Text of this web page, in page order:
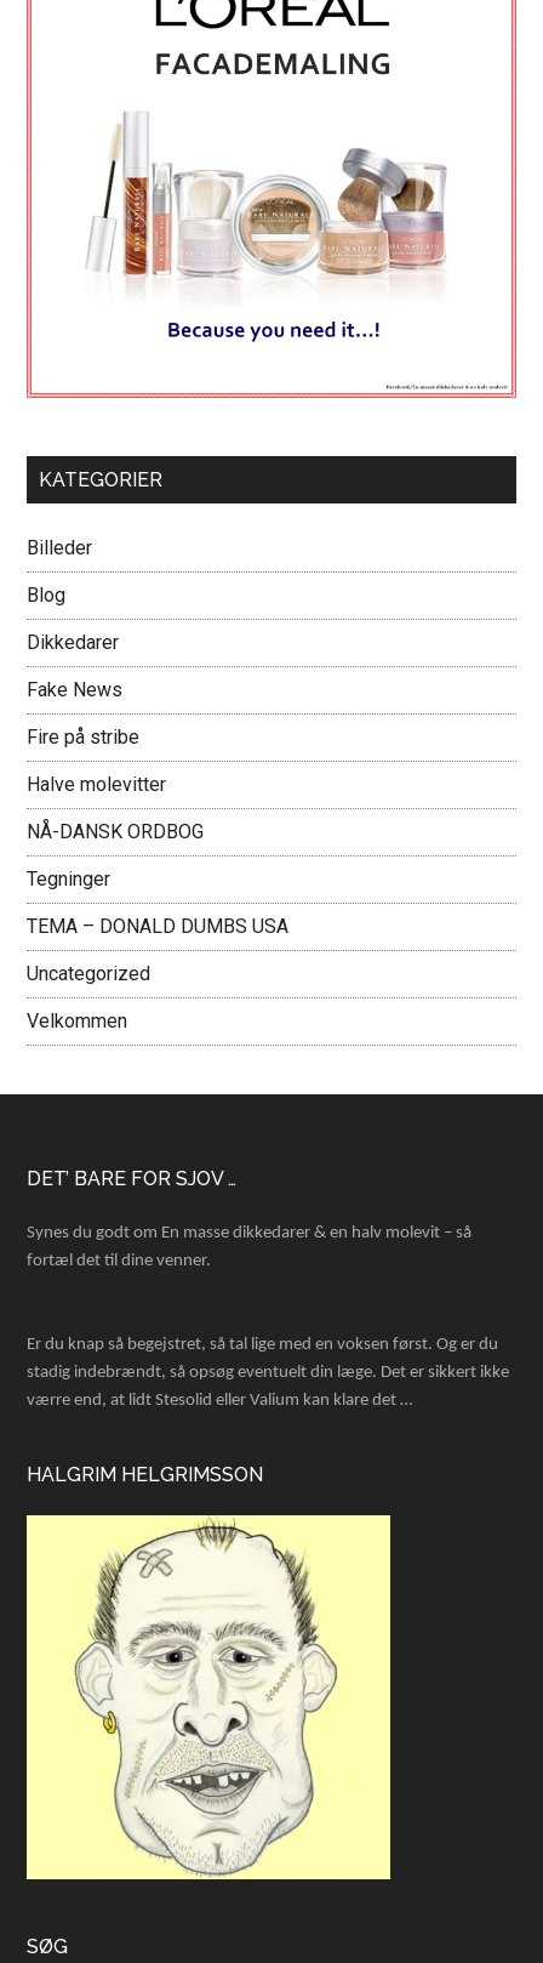
KATEGORIER
Billeder
Blog
Dikkedarer
Fake News
Fire på stribe
Halve molevitter
NÅ-DANSK ORDBOG
Tegninger
TEMA – DONALD DUMBS USA
Uncategorized
Velkommen
Footer
DET’ BARE FOR SJOV …
Synes du godt om En masse dikkedarer & en halv molevit – så
fortæl det til dine venner.
Er du knap så begejstret, så tal lige med en voksen først. Og er du
stadig indebrændt, så opsøg eventuelt din læge. Det er sikkert ikke
værre end, at lidt Stesolid eller Valium kan klare det …
HALGRIM HELGRIMSSON
SØG